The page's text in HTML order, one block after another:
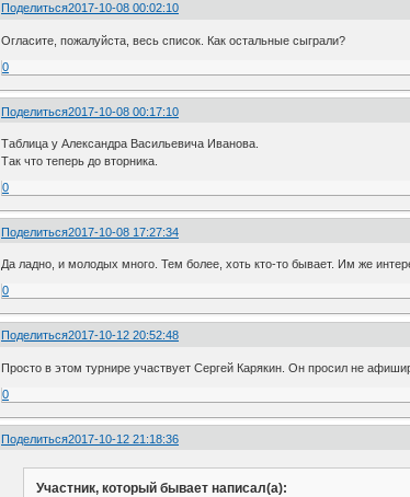
Поделиться2017-10-08 00:02:10
Огласите, пожалуйста, весь список. Как остальные сыграли?
0
Поделиться2017-10-08 00:17:10
Таблица у Александра Васильевича Иванова.
Так что теперь до вторника.
0
Поделиться2017-10-08 17:27:34
Да ладно, и молодых много. Тем более, хоть кто-то бывает. Им же
0
Поделиться2017-10-12 20:52:48
Просто в этом турнире участвует Сергей Карякин. Он просил не
0
Поделиться2017-10-12 21:18:36
Участник, который бывает написал(а):